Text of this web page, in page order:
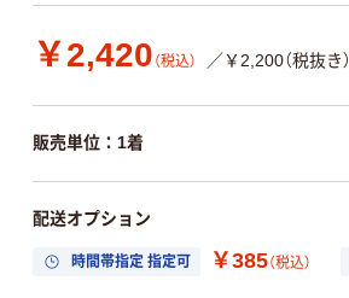
￥2,420 （税込） ／￥2,200（税抜き）
販売単位：1着
配送オプション
時間帯指定 指定可 ￥385（税込）